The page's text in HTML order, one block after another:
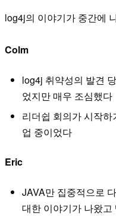
log4j의 이야기가 중간에
Colm
log4j 취약성의 발견
었지만 매우 조심했다
리더쉽 회의가 시작
업 중이었다
Eric
JAVA만 집중적으로
대한 이야기가 나왔